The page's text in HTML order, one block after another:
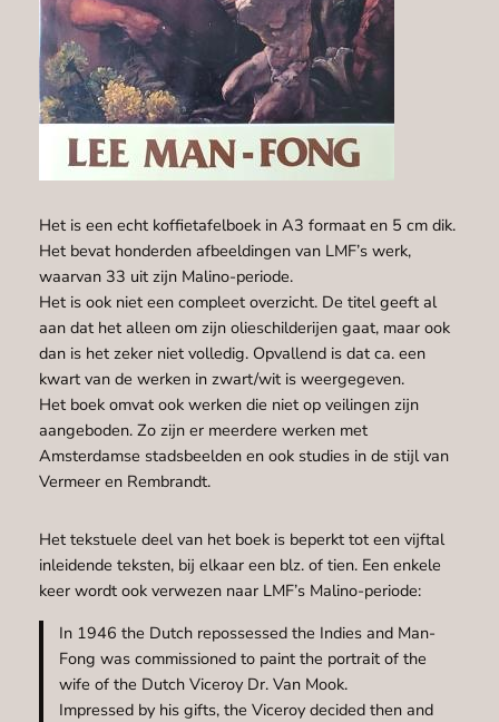
Het is een echt koffietafelboek in A3 formaat en 5 cm dik.
Het bevat honderden afbeeldingen van LMF’s werk,
waarvan 33 uit zijn Malino-periode.
Het is ook niet een compleet overzicht. De titel geeft al
aan dat het alleen om zijn olieschilderijen gaat, maar ook
dan is het zeker niet volledig. Opvallend is dat ca. een
kwart van de werken in zwart/wit is weergegeven.
Het boek omvat ook werken die niet op veilingen zijn
aangeboden. Zo zijn er meerdere werken met
Amsterdamse stadsbeelden en ook studies in de stijl van
Vermeer en Rembrandt.
Het tekstuele deel van het boek is beperkt tot een vijftal
inleidende teksten, bij elkaar een blz. of tien. Een enkele
keer wordt ook verwezen naar LMF’s Malino-periode:
In 1946 the Dutch repossessed the Indies and Man-
Fong was commissioned to paint the portrait of the
wife of the Dutch Viceroy Dr. Van Mook.
Impressed by his gifts, the Viceroy decided then and